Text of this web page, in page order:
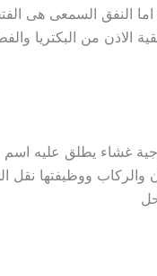
النفق السمعى هى
الاذن من البكتريا
غشاء يطلق عليه
والركاب ووظيفتها نقل